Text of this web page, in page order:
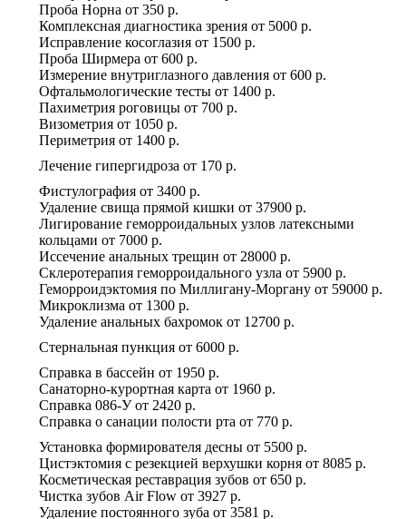
Проба Норна от 350 р.
Комплексная диагностика зрения от 5000 р.
Исправление косоглазия от 1500 р.
Проба Ширмера от 600 р.
Измерение внутриглазного давления от 600 р.
Офтальмологические тесты от 1400 р.
Пахиметрия роговицы от 700 р.
Визометрия от 1050 р.
Периметрия от 1400 р.
Лечение гипергидроза от 170 р.
Фистулография от 3400 р.
Удаление свища прямой кишки от 37900 р.
Лигирование геморроидальных узлов латексными
кольцами от 7000 р.
Иссечение анальных трещин от 28000 р.
Склеротерапия геморроидального узла от 5900 р.
Геморроидэктомия по Миллигану-Моргану от 59000 р.
Микроклизма от 1300 р.
Удаление анальных бахромок от 12700 р.
Стернальная пункция от 6000 р.
Справка в бассейн от 1950 р.
Санаторно-курортная карта от 1960 р.
Справка 086-Уот 2420 р.
Справка о санации полости рта от 770 р.
Установка формирователя десны от 5500 р.
Цистэктомия с резекцией верхушки корня от 8085 р.
Косметическая реставрация зубов от 650 р.
Чистка зубов Air Flow от 3927 р.
Удаление постоянного зуба от 3581 р.